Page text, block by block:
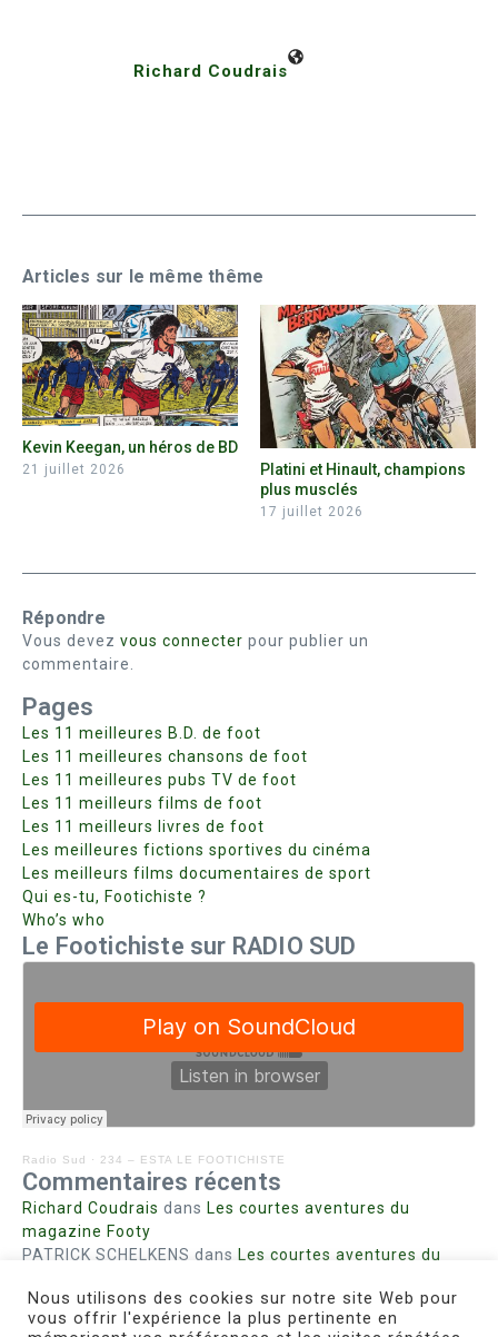
Richard Coudrais
Articles sur le même thême
Kevin Keegan, un héros de BD
21 juillet 2026
Platini et Hinault, champions
plus musclés
17 juillet 2026
Répondre
Vous devez vous connecter pour publier un
commentaire.
Pages
Les 11 meilleures B.D. de foot
Les 11 meilleures chansons de foot
Les 11 meilleures pubs TV de foot
Les 11 meilleurs films de foot
Les 11 meilleurs livres de foot
Les meilleures fictions sportives du cinéma
Les meilleurs films documentaires de sport
Qui es-tu, Footichiste ?
Who’s who
Le Footichiste sur RADIO SUD
Radio Sud · 234 – ESTA LE FOOTICHISTE
Commentaires récents
Richard Coudrais dans Les courtes aventures du
magazine Footy
PATRICK SCHELKENS dans Les courtes aventures du
Bohn fabiennedans Intrigues sanglantes à Mulhouse
Steph. RUTA dansLust for Nice
Nous utilisons des cookies sur notre site Web pour
vous offrir l'expérience la plus pertinente en